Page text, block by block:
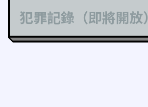
犯罪記錄（即將開放）